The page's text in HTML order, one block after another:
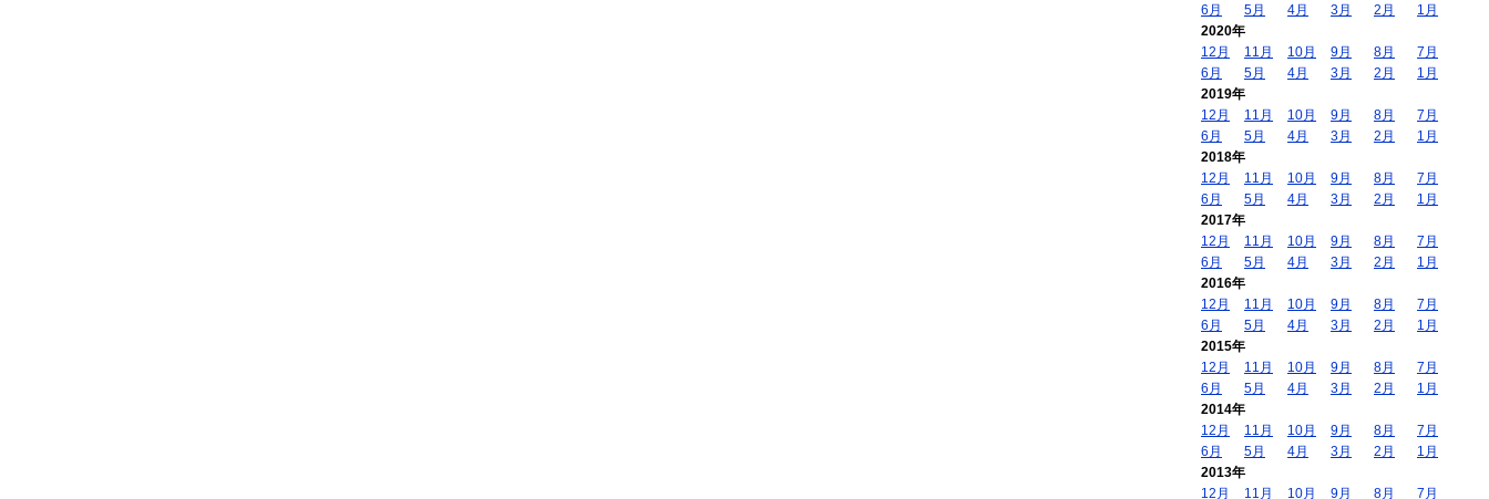
6月
5月 4月 3月 2月
1月
2020年
12月
11月 10月 9月 8月
7月
6月
5月 4月 3月 2月
1月
2019年
12月
11月 10月 9月 8月
7月
6月
5月 4月 3月 2月
1月
2018年
12月
11月 10月 9月 8月
7月
6月
5月 4月 3月 2月
1月
2017年
12月
11月 10月 9月 8月
7月
6月
5月 4月 3月 2月
1月
2016年
12月
11月 10月 9月 8月
7月
6月
5月 4月 3月 2月
1月
2015年
12月
11月 10月 9月 8月
7月
6月
5月 4月 3月 2月
1月
2014年
12月
11月 10月 9月 8月
7月
6月
5月 4月 3月 2月
1月
2013年
12月
11月 10月 9月 8月 7月